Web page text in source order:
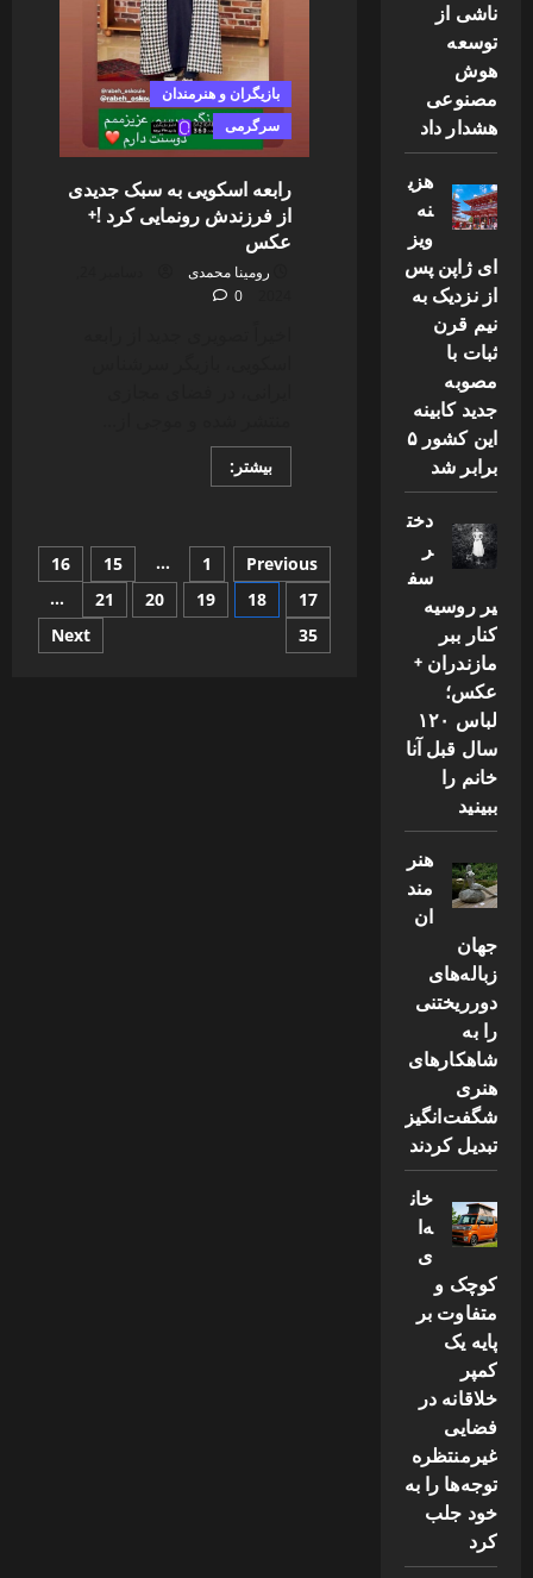
بازیگران و هنرمندان
سرگرمی
رابعه اسکویی به سبک جدیدی
از فرزندش رونمایی کرد !+
عکس
رومینا محمدی
0
بیشتر:Read
more
به
سبک
جدیدی
فرزندش
صفحه‌بندی
نوشته‌ها
Previous
1
…
15
16
17
18
19
20
21
…
35
Next
ناشی از
توسعه
هوش
مصنوعی
هشدار داد
هزی
نه
ویز
ای ژاپن پس
از نزدیک به
نیم قرن
ثبات با
مصوبه
جدید کابینه
این کشور ۵
برابر شد
دخت
ر
سف
یر روسیه
کنار ببر
مازندران +
عکس؛
لباس ۱۲۰
سال قبل آنا
خانم را
ببینید
هنر
مند
ان
جهان
زباله‌های
دورریختنی
را به
شاهکارهای
هنری
شگفت‌انگیز
تبدیل کردند
خان
ه‌ا
ی
کوچک و
متفاوت بر
پایه یک
کمپر
خلاقانه در
فضایی
غیرمنتظره
توجه‌ها را به
خود جلب
کرد